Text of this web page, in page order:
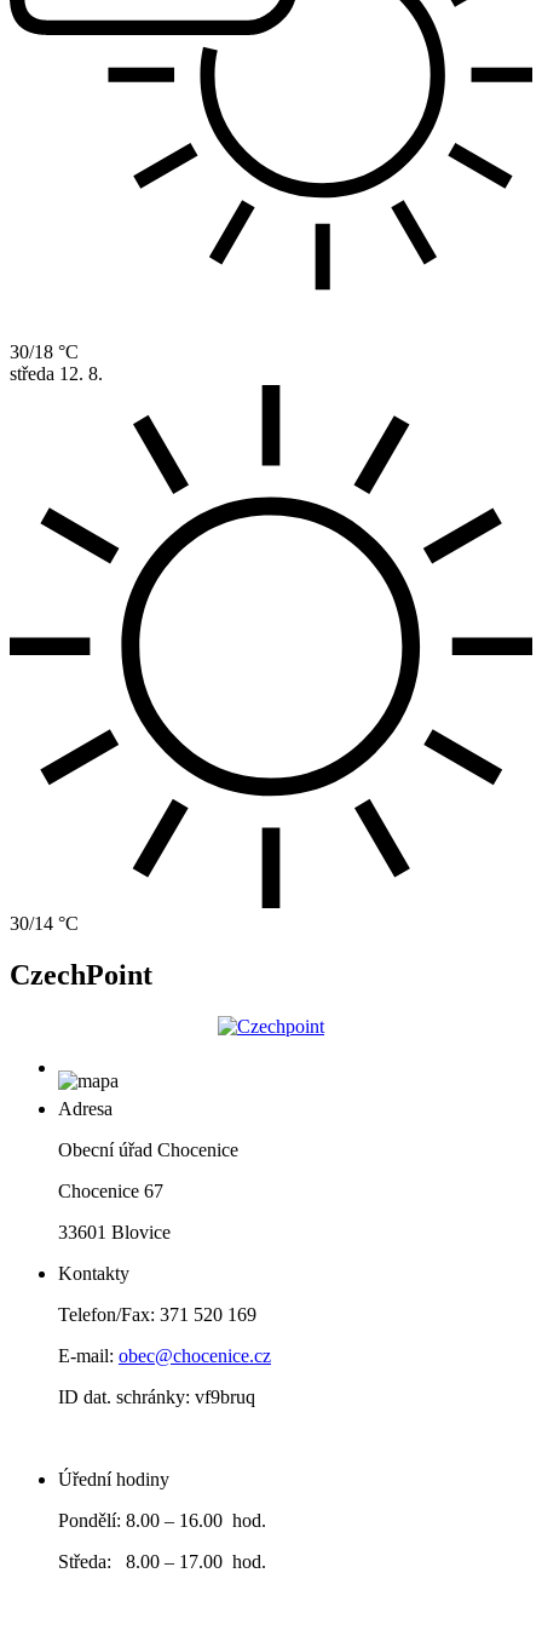
30/18 °C
středa 12. 8.
30/14 °C
CzechPoint
Adresa
Obecní úřad Chocenice
Chocenice 67
33601 Blovice
Kontakty
Telefon/Fax: 371 520 169
E-mail: obec@chocenice.cz
ID dat. schránky: vf9bruq
Úřední hodiny
Pondělí: 8.00 – 16.00 hod.
Středa: 8.00 – 17.00 hod.